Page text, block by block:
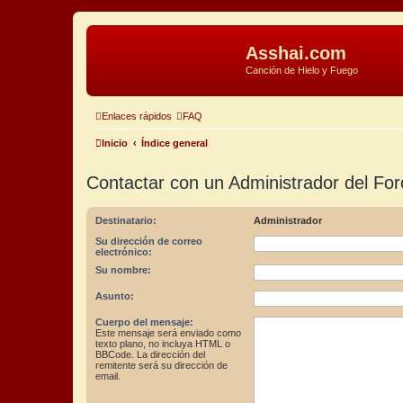
Asshai.com
Canción de Hielo y Fuego
Enlaces rápidos FAQ
Inicio Índice general
Contactar con un Administrador del
Destinatario:
Administrador
Su dirección de correo
electrónico:
Su nombre:
Asunto:
Cuerpo del mensaje:
Este mensaje será enviado como
texto plano, no incluya HTML o
BBCode. La dirección del
remitente será su dirección de
email.